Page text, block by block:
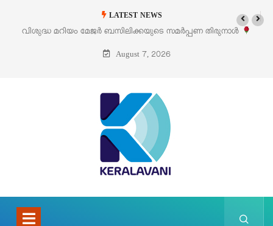
LATEST NEWS
തിരുനാൾ
‘പെറ്റൽസ്’ ലൈഫ് സ്റ്റൈൽ എക്സിബിഷനും സെയിലും
പെരുമാനൂരിൽ
August 7, 2026